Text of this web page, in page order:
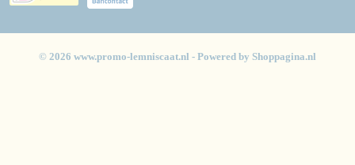
© 2026 www.promo-lemniscaat.nl - Powered by Shoppagina.nl